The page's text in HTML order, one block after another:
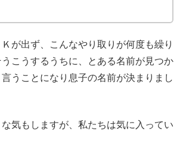
が出ず、こんなやり取りが何度も繰り
こうするうちに、とある名前が見つか
うことになり息子の名前が決まりまし
気もしますが、私たちは気に入ってい